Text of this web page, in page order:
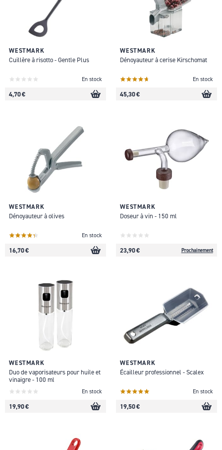
WESTMARK
Cuillère à risotto - Gentle Plus
En stock
4,70 €
WESTMARK
Dénoyauteur à cerise Kirschomat
En stock
45,30 €
WESTMARK
Dénoyauteur à olives
En stock
16,70 €
WESTMARK
Doseur à vin - 150 ml
23,90 € Prochainement
WESTMARK
Duo de vaporisateurs pour huile et
vinaigre - 100 ml
En stock
19,90 €
WESTMARK
Écailleur professionnel - Scalex
En stock
19,50 €